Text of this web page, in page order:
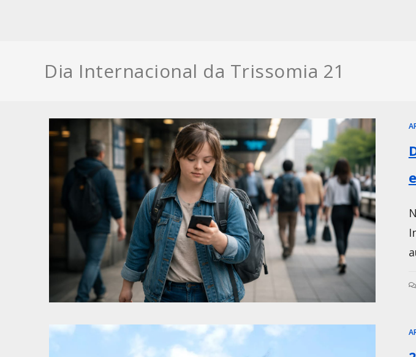
Dia Internacional da Trissomia 21